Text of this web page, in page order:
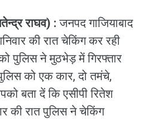
राघव) :जनपद गाजियाबाद
की रात चेकिंग कर रही
पुलिस ने मुठभेड़ में गिरफ्तार
को एक कार, दो तमंचे,
बता दें कि एसीपी रितेश
की रात पुलिस ने चेकिंग